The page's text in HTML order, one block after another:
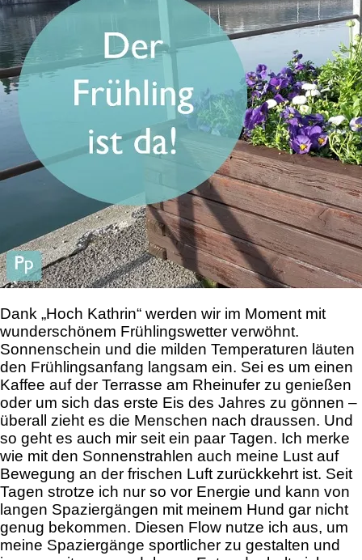
Dank „Hoch Kathrin“ werden wir im Moment mit
wunderschönem Frühlingswetter verwöhnt.
Sonnenschein und die milden Temperaturen läuten
den Frühlingsanfang langsam ein. Sei es um einen
Kaffee auf der Terrasse am Rheinufer zu genießen
oder um sich das erste Eis des Jahres zu gönnen –
überall zieht es die Menschen nach draussen. Und
so geht es auch mir seit ein paar Tagen. Ich merke
wie mit den Sonnenstrahlen auch meine Lust auf
Bewegung an der frischen Luft zurückkehrt ist. Seit
Tagen strotze ich nur so vor Energie und kann von
langen Spaziergängen mit meinem Hund gar nicht
genug bekommen. Diesen Flow nutze ich aus, um
meine Spaziergänge sportlicher zu gestalten und